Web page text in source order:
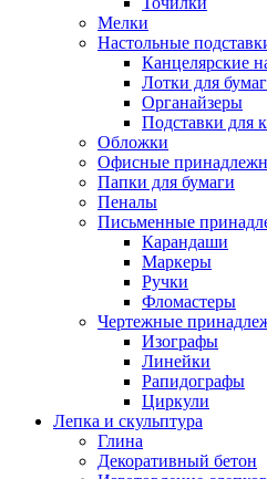
Мелки
Настольные
Канцелярские
Лотки для бумаг
Органайзеры
Подставки для
Обложки
Офисные
Папки для бумаги
Пеналы
Письменные
Карандаши
Маркеры
Ручки
Фломастеры
Чертежные
Изографы
Линейки
Рапидографы
Циркули
Лепка и скульптура
Глина
Декоративный бетон